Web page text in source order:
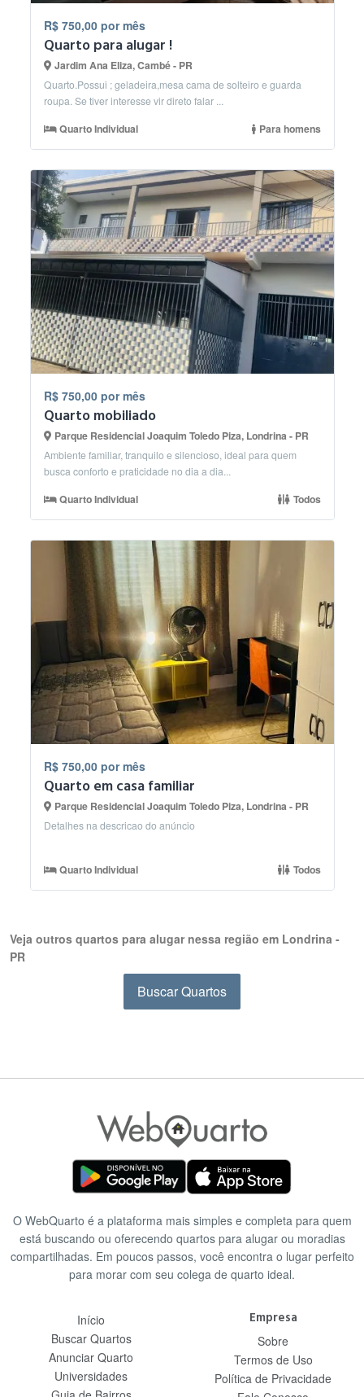
R$ 750,00 por mês
Quarto para alugar !
Jardim Ana Eliza, Cambé - PR
Quarto.Possui ; geladeira,mesa cama de solteiro e guarda
roupa. Se tiver interesse vir direto falar ...
Quarto Individual Para homens
R$ 750,00 por mês
Quarto mobiliado
Parque Residencial Joaquim Toledo Piza, Londrina - PR
Ambiente familiar, tranquilo e silencioso, ideal para quem
busca conforto e praticidade no dia a dia...
Quarto Individual Todos
R$ 750,00 por mês
Quarto em casa familiar
Parque Residencial Joaquim Toledo Piza, Londrina - PR
Detalhes na descricao do anúncio
Quarto Individual Todos
Veja outros quartos para alugar nessa região em Londrina -
PR
Buscar Quartos
O WebQuarto é a plataforma mais simples e completa para quem
está buscando ou oferecendo quartos para alugar ou moradias
compartilhadas. Em poucos passos, você encontra o lugar perfeito
para morar com seu colega de quarto ideal.
Início
Buscar Quartos
Anunciar Quarto
Universidades
Empresa
Sobre
Termos de Uso
Política de Privacidade